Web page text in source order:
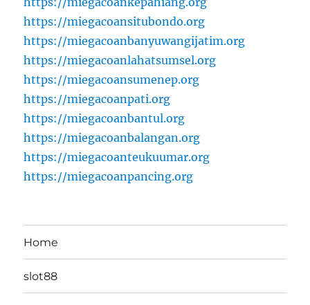
https://miegacoansitubondo.org
https://miegacoanbanyuwangijatim.org
https://miegacoanlahatsumsel.org
https://miegacoansumenep.org
https://miegacoanpati.org
https://miegacoanbantul.org
https://miegacoanbalangan.org
https://miegacoanteukuumar.org
https://miegacoanpancing.org
Home
slot88